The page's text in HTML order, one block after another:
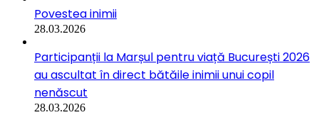
Povestea inimii
28.03.2026
Participanții la Marșul pentru viață București 2026
au ascultat în direct bătăile inimii unui copil
nenăscut
28.03.2026